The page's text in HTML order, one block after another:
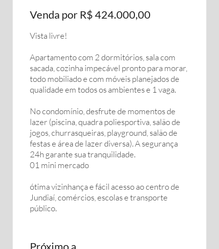
Venda por R$ 424.000,00
Vista livre!
Apartamento com 2 dormitórios, sala com
sacada, cozinha impecável pronto para morar,
todo mobiliado e com móveis planejados de
qualidade em todos os ambientes e 1 vaga.
No condomínio, desfrute de momentos de
lazer (piscina, quadra poliesportiva, salão de
jogos, churrasqueiras, playground, salão de
festas e área de lazer diversa). A segurança
24h garante sua tranquilidade.
01 mini mercado
ótima vizinhança e fácil acesso ao centro de
Jundiaí, comércios, escolas e transporte
público.
Próximo a